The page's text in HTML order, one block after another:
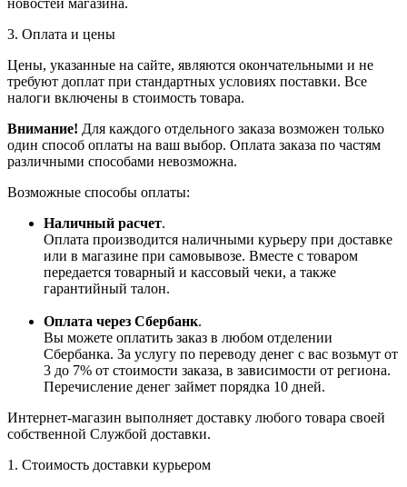
новостей магазина.
3. Оплата и цены
Цены, указанные на сайте, являются окончательными и не
требуют доплат при стандартных условиях поставки. Все
налоги включены в стоимость товара.
Внимание! Для каждого отдельного заказа возможен только
один способ оплаты на ваш выбор. Оплата заказа по частям
различными способами невозможна.
Возможные способы оплаты:
Наличный расчет.
Оплата производится наличными курьеру при доставке
или в магазине при самовывозе. Вместе с товаром
передается товарный и кассовый чеки, а также
гарантийный талон.
Оплата через Сбербанк.
Вы можете оплатить заказ в любом отделении
Сбербанка. За услугу по переводу денег с вас возьмут от
3 до 7% от стоимости заказа, в зависимости от региона.
Перечисление денег займет порядка 10 дней.
Интернет-магазин выполняет доставку любого товара своей
собственной Службой доставки.
1. Стоимость доставки курьером